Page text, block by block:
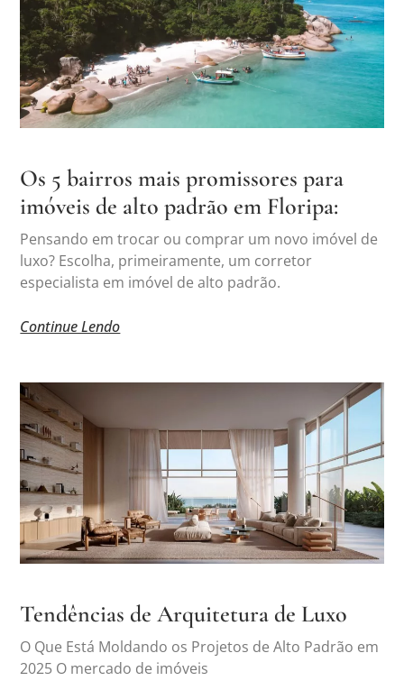
Os 5 bairros mais promissores para
imóveis de alto padrão em Floripa:
Pensando em trocar ou comprar um novo imóvel de
luxo? Escolha, primeiramente, um corretor
especialista em imóvel de alto padrão.
Continue Lendo
Tendências de Arquitetura de Luxo
O Que Está Moldando os Projetos de Alto Padrão em
2025 O mercado de imóveis